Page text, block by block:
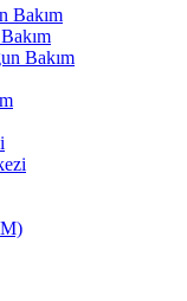
Bakım
Bakım